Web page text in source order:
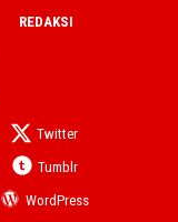
REDAKSI
Twitter
Tumblr
WordPress